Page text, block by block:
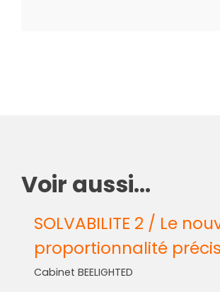
Voir aussi...
SOLVABILITE 2 / Le
proportionnalité
Cabinet BEELIGHTED